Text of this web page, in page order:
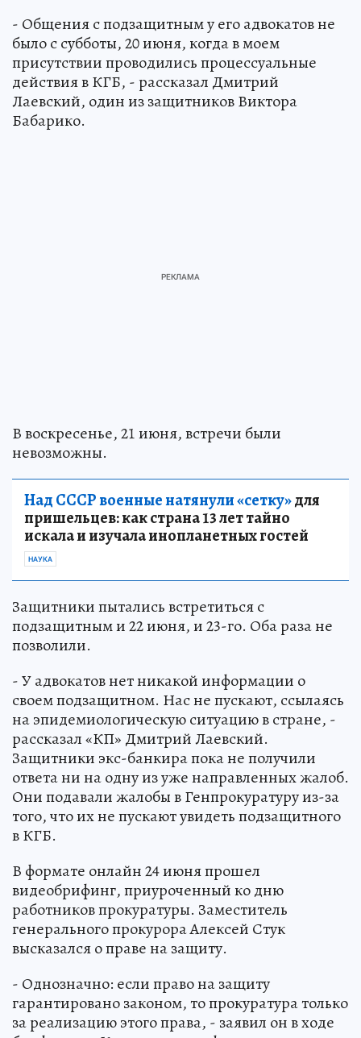
- Общения с подзащитным у его адвокатов не
было с субботы, 20 июня, когда в моем
присутствии проводились процессуальные
действия в КГБ, - рассказал Дмитрий
Лаевский, один из защитников Виктора
Бабарико.
В воскресенье, 21 июня, встречи были
невозможны.
Над СССР военные натянули «сетку»для
пришельцев: как страна 13 лет тайно
искала и изучала инопланетных гостей
НАУКА
Защитники пытались встретиться с
подзащитным и 22 июня, и 23-го. Оба раза не
позволили.
- У адвокатов нет никакой информации о
своем подзащитном. Нас не пускают, ссылаясь
на эпидемиологическую ситуацию в стране, -
рассказал «КП» Дмитрий Лаевский.
Защитники экс-банкира пока не получили
ответа ни на одну из уже направленных жалоб.
Они подавали жалобы в Генпрокуратуру из-за
того, что их не пускают увидеть подзащитного
в КГБ.
В формате онлайн 24 июня прошел
видеобрифинг, приуроченный ко дню
работников прокуратуры. Заместитель
генерального прокурора Алексей Стук
высказался о праве на защиту.
- Однозначно: если право на защиту
гарантировано законом, то прокуратура только
за реализацию этого права, - заявил он в ходе